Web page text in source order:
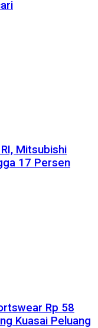
Mitsubishi
17 Persen
Rp 58
Kuasai Peluang